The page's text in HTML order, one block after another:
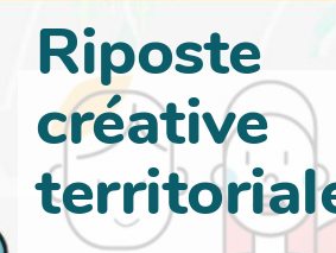
Riposte
créative